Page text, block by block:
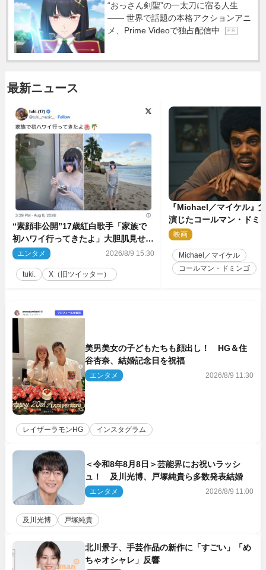
“おっさん剣聖”の一太刀に宿る人生
―― 世界で話題の本格アクションアニ
メ、Prime Videoで独占配信中
P R
最新ニュース
“素顔非公開”17歳紅白歌手「家族で
初ハワイ行ってきたよ」大胆肌見せシ
ョット公開
エンタメ 2026/8/9 15:30
tuki. X（旧ツイッター）
『Michael／マイケル』
演じたコールマン・ドミ
イクに2時間半かかって
映画
Michael／マイケル
コールマン・ドミンゴ
美男美女の子どもたちも顔出し！ HG＆住
谷杏奈、結婚記念日を祝福
エンタメ 2026/8/9 11:30
レイザーラモンHG インスタグラム
＜令和8年8月8日＞芸能界にお祝いラッシ
ュ！ 及川光博、戸塚純貴ら多数発表結婚
エンタメ 2026/8/9 11:00
及川光博 戸塚純貴
北川景子、手芸作品の新作に「すごい」「め
ちゃオシャレ」反響